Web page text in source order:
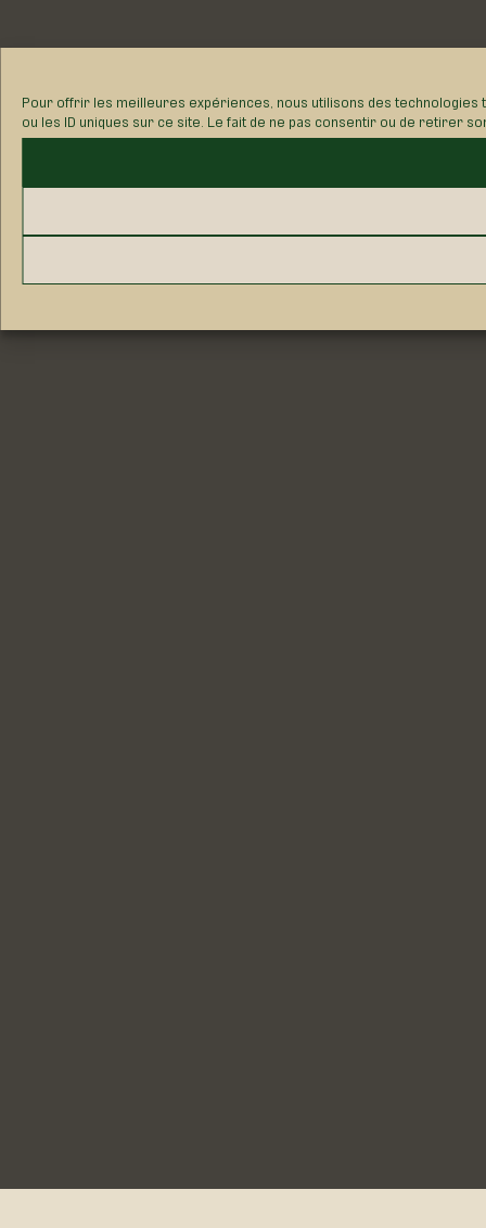
Pour offrir les meilleures expériences, nous utilisons des
ou les ID uniques sur ce site. Le fait de ne pas consentir ou de retirer